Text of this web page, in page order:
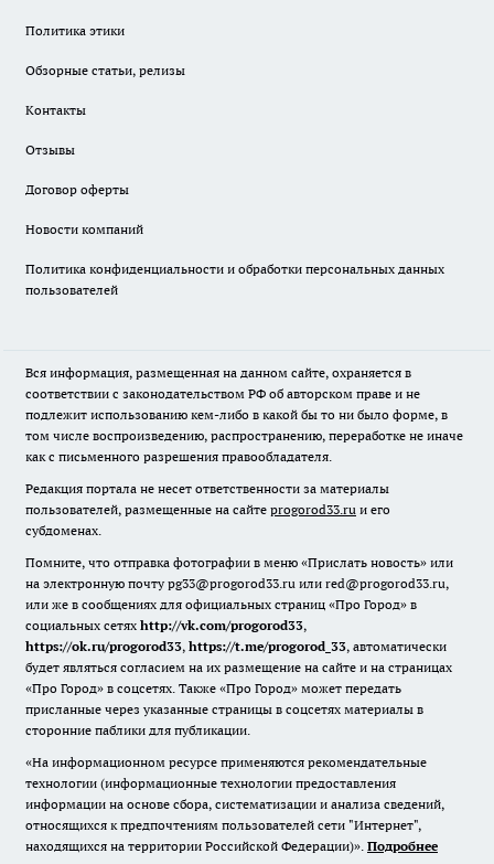
Политика этики
Обзорные статьи, релизы
Контакты
Отзывы
Договор оферты
Новости компаний
Политика конфиденциальности и обработки персональных данных
пользователей
Вся информация, размещенная на данном сайте, охраняется в
соответствии с законодательством РФ об авторском праве и не
подлежит использованию кем-либо в какой бы то ни было форме, в
том числе воспроизведению, распространению, переработке не иначе
как с письменного разрешения правообладателя.
Редакция портала не несет ответственности за материалы
пользователей, размещенные на сайте progorod33.ru и его
субдоменах.
Помните, что отправка фотографии в меню «Прислать новость» или
на электронную почту pg33@progorod33.ru или red@progorod33.ru,
или же в сообщениях для официальных страниц «Про Город» в
социальных сетях http://vk.com/progorod33,
https://ok.ru/progorod33, https://t.me/progorod_33, автоматически
будет являться согласием на их размещение на сайте и на страницах
«Про Город» в соцсетях. Также «Про Город» может передать
присланные через указанные страницы в соцсетях материалы в
сторонние паблики для публикации.
«На информационном ресурсе применяются рекомендательные
технологии (информационные технологии предоставления
информации на основе сбора, систематизации и анализа сведений,
относящихся к предпочтениям пользователей сети "Интернет",
находящихся на территории Российской Федерации)». Подробнее